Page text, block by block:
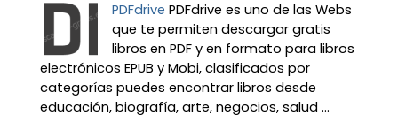
PDFdrive PDFdrive es uno de las Webs
que te permiten descargar gratis
libros en PDF y en formato para libros
electrónicos EPUB y Mobi, clasificados por
categorías puedes encontrar libros desde
educación, biografía, arte, negocios, salud ...